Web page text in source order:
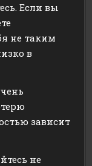
Если вы
не таким
в
зависит
не